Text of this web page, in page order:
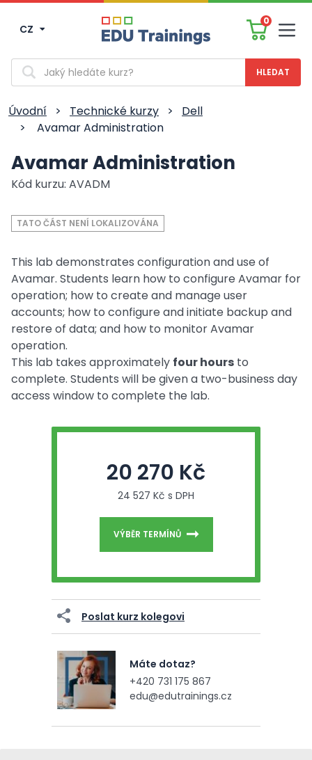
CZ
0
Vyhledávání
Úvodní > Technické kurzy >
Dell
>
Avamar Administration
Avamar Administration
Kód kurzu: AVADM
TATO ČÁST NENÍ LOKALIZOVÁNA
This lab demonstrates configuration and use of
Avamar. Students learn how to configure Avamar for
operation; how to create and manage user
accounts; how to configure and initiate backup and
restore of data; and how to monitor Avamar
operation.
This lab takes approximately four hours to
complete. Students will be given a two-business day
access window to complete the lab.
20 270 Kč
24 527 Kč s DPH
VÝBĚR TERMÍNŮ
Poslat kurz kolegovi
Máte dotaz?
+420 731 175 867
edu@edutrainings.cz